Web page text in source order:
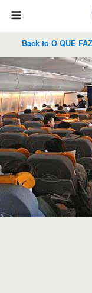
Back to O QUE